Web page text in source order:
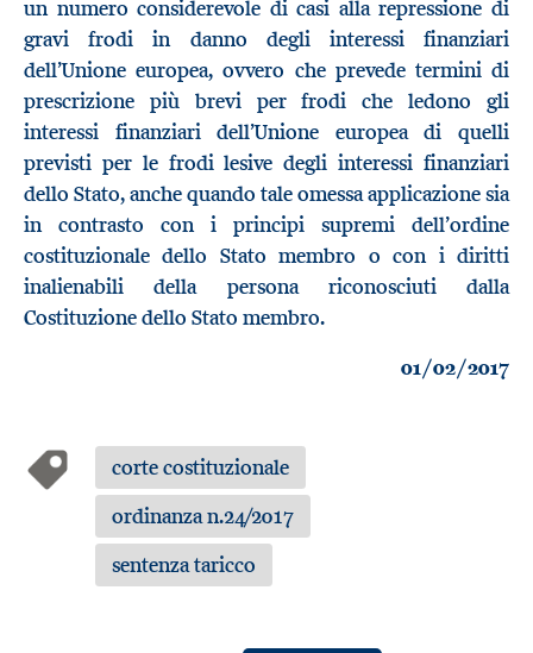
un numero considerevole di casi alla repressione di
gravi frodi in danno degli interessi finanziari
dell’Unione europea, ovvero che prevede termini di
prescrizione più brevi per frodi che ledono gli
interessi finanziari dell’Unione europea di quelli
previsti per le frodi lesive degli interessi finanziari
dello Stato, anche quando tale omessa applicazione sia
in contrasto con i principi supremi dell’ordine
costituzionale dello Stato membro o con i diritti
inalienabili della persona riconosciuti dalla
Costituzione dello Stato membro.
01/02/2017
corte costituzionale
ordinanza n.24/2017
sentenza taricco